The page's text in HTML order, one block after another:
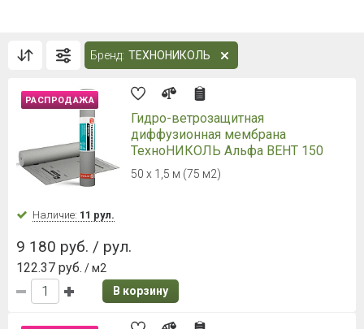
Бренд: ТЕХНОНИКОЛЬ
РАСПРОДАЖА
Гидро-ветрозащитная
диффузионная мембрана
ТехноНИКОЛЬ Альфа ВЕНТ 150
50 х 1,5 м (75 м2)
Наличие: 11 рул.
9 180 руб. / рул.
122.37 руб. / м2
В корзину